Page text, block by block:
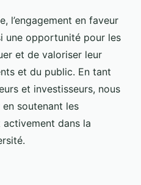
l’engagement en faveur
une opportunité pour les
et de valoriser leur
et du public. En tant
et investisseurs, nous
soutenant les
activement dans la